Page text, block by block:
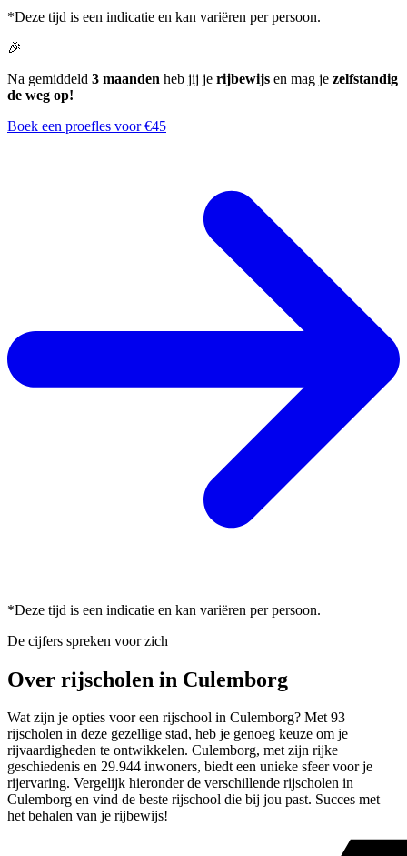
*Deze tijd is een indicatie en kan variëren per persoon.
🎉
Na gemiddeld 3 maanden heb jij je rijbewijs en mag je zelfstandig
de weg op!
Boek een proefles voor €45
*Deze tijd is een indicatie en kan variëren per persoon.
De cijfers spreken voor zich
Over rijscholen in Culemborg
Wat zijn je opties voor een rijschool in Culemborg? Met 93
rijscholen in deze gezellige stad, heb je genoeg keuze om je
rijvaardigheden te ontwikkelen. Culemborg, met zijn rijke
geschiedenis en 29.944 inwoners, biedt een unieke sfeer voor je
rijervaring. Vergelijk hieronder de verschillende rijscholen in
Culemborg en vind de beste rijschool die bij jou past. Succes met
het behalen van je rijbewijs!